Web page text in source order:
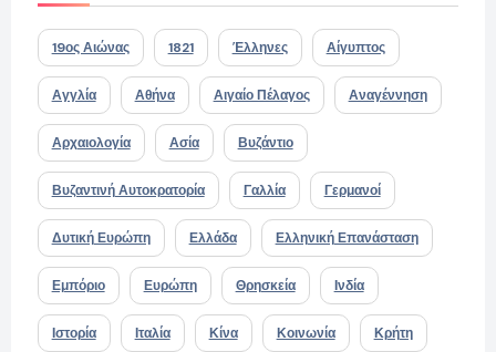
19ος Αιώνας 1821 Έλληνες Αίγυπτος
Αγγλία Αθήνα Αιγαίο Πέλαγος Αναγέννηση
Αρχαιολογία Ασία Βυζάντιο
Βυζαντινή Αυτοκρατορία Γαλλία Γερμανοί
Δυτική Ευρώπη Ελλάδα Ελληνική Επανάσταση
Εμπόριο Ευρώπη Θρησκεία Ινδία
Ιστορία Ιταλία Κίνα Κοινωνία Κρήτη